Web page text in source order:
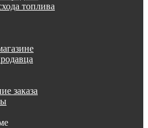
топлива
заказа